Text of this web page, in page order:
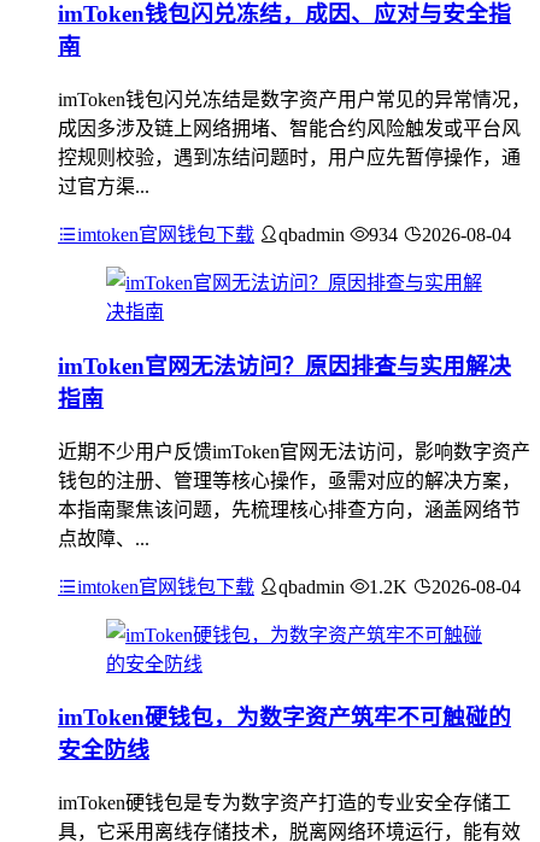
imToken钱包闪兑冻结，成因、应对与安全指
南
imToken钱包闪兑冻结是数字资产用户常见的异常情况，
成因多涉及链上网络拥堵、智能合约风险触发或平台风
控规则校验，遇到冻结问题时，用户应先暂停操作，通
过官方渠...
imtoken官网钱包下载 qbadmin 934 2026-08-04
imToken官网无法访问？原因排查与实用解决
指南
近期不少用户反馈imToken官网无法访问，影响数字资产
钱包的注册、管理等核心操作，亟需对应的解决方案，
本指南聚焦该问题，先梳理核心排查方向，涵盖网络节
点故障、...
imtoken官网钱包下载 qbadmin 1.2K 2026-08-04
imToken硬钱包，为数字资产筑牢不可触碰的
安全防线
imToken硬钱包是专为数字资产打造的专业安全存储工
具，它采用离线存储技术，脱离网络环境运行，能有效